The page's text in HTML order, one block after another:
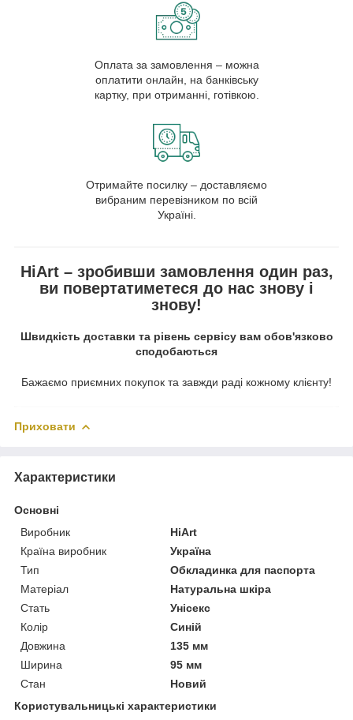
Оплата за замовлення – можна
оплатити онлайн, на банківську
картку, при отриманні, готівкою.
Отримайте посилку – доставляємо
вибраним перевізником по всій
Україні.
HiArt – зробивши замовлення один раз,
ви повертатиметеся до нас знову і
знову!
Швидкість доставки та рівень сервісу вам обов'язково
сподобаються
Бажаємо приємних покупок та завжди раді кожному клієнту!
Приховати
Характеристики
Основні
Виробник
HiArt
Країна виробник
Україна
Тип
Обкладинка для паспорта
Матеріал
Натуральна шкіра
Стать
Унісекс
Колір
Синій
Довжина
135 мм
Ширина
95 мм
Стан
Новий
Користувальницькі характеристики